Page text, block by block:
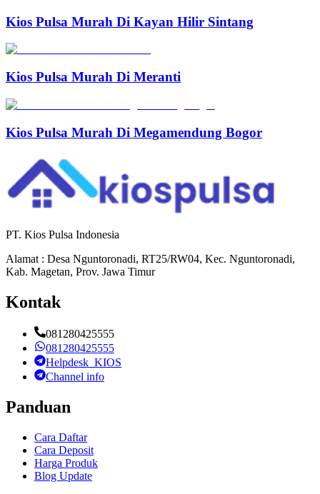
Kios Pulsa Murah Di Kayan Hilir Sintang
Kios Pulsa Murah Di Meranti
Kios Pulsa Murah Di Megamendung Bogor
PT. Kios Pulsa Indonesia
Alamat : Desa Nguntoronadi, RT25/RW04, Kec. Nguntoronadi,
Kab. Magetan, Prov. Jawa Timur
Kontak
081280425555
081280425555
Helpdesk_KIOS
Channel info
Panduan
Cara Daftar
Cara Deposit
Harga Produk
Blog Update